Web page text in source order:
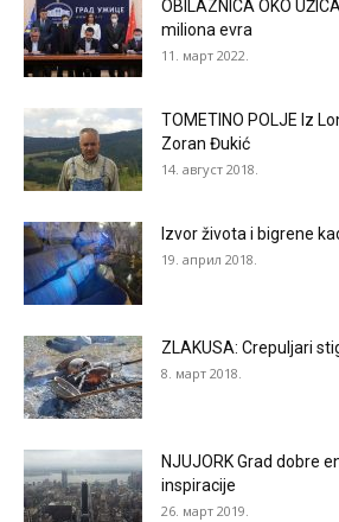
OBILAZNICA OKO
miliona evra
11. март 2022.
TOMETINO POLJE Iz
Zoran Đukić
14. август 2018.
Izvor života i bigrene
19. април 2018.
ZLAKUSA: Crepuljari
8. март 2018.
NJUJORK Grad dobre
inspiracije
26. март 2019.